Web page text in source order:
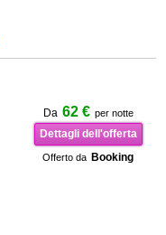
Da 62 € per notte
Dettagli dell'offerta
Offerto da Booking